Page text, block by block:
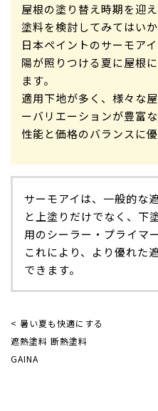
屋根の塗り替え時期を迎
塗料を検討してみてはいか
日本ペイントのサーモア
陽が照りつける夏に屋根
ます。
適用下地が多く、様々な
ーバリエーションが豊富
性能と価格のバランスに優
サーモアイは、一般的な
と上塗りだけでなく、下
用のシーラー・プライマ
これにより、より優れた
できます。
< 暑い夏も快適にする
遮熱塗料 断熱塗料
GAINA